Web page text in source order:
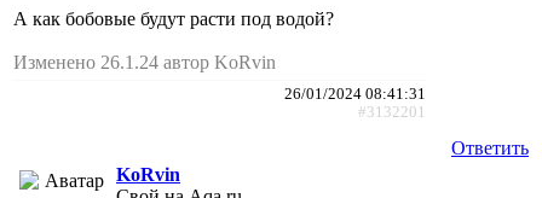
А как бобовые будут расти под водой?
Изменено 26.1.24 автор KoRvin
26/01/2024 08:41:31
#3132201
Ответить
KoRvin